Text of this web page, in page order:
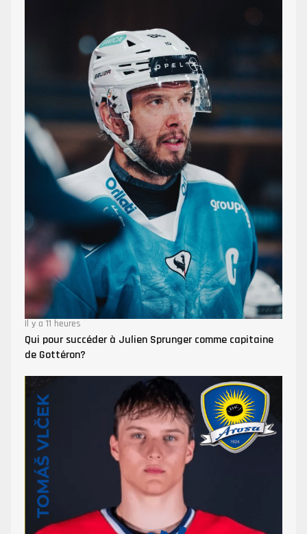
Il y a 11 heures
Qui pour succéder à Julien Sprunger comme capitaine
de Gottéron?